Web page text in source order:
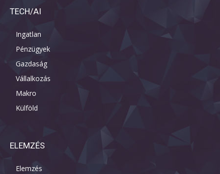
TECH/AI
Ingatlan
Pénzügyek
Gazdaság
Vállalkozás
Makro
Külföld
ELEMZÉS
Elemzés